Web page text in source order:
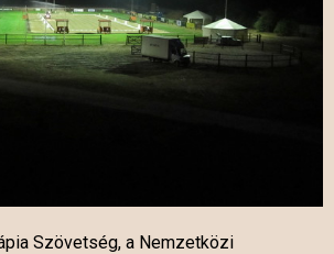
Szövetség, a Nemzetközi